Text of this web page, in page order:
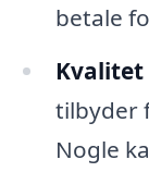
betale
Kvalitet
tilbyder
Nogle